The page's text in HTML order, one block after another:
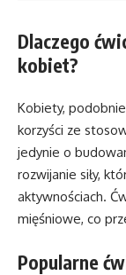
Dlaczego
kobiet?
Kobiety,
korzyści ze
jedynie o
rozwijanie siły,
aktywnościach.
mięśniowe, co
Popularne